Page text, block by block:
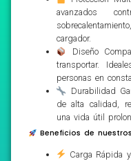
avanzados
cargador.
Diseño
transportar.
personas en
Durabilidad
de alta calidad,
una vida útil
Beneficios de
Carga Rápida